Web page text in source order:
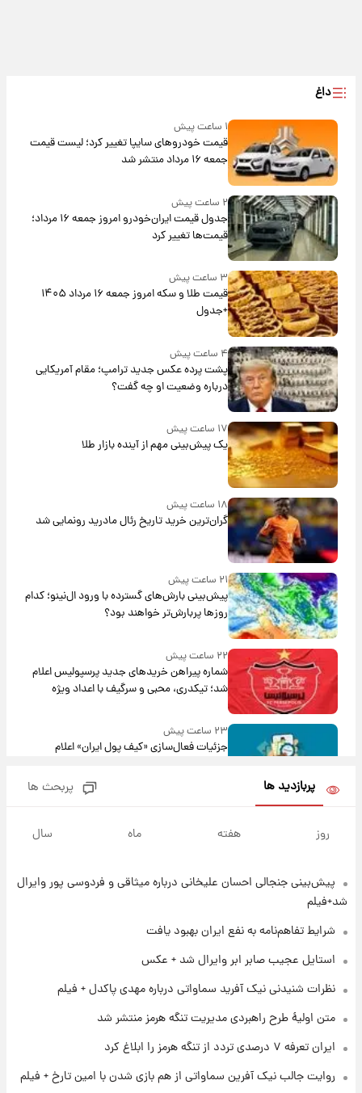
داغ
۱ ساعت پیش
قیمت خودروهای سایپا تغییر کرد؛ لیست قیمت
جمعه ۱۶ مرداد منتشر شد
۲ ساعت پیش
جدول قیمت ایران‌خودرو امروز جمعه ۱۶ مرداد؛
قیمت‌ها تغییر کرد
۳ ساعت پیش
قیمت طلا و سکه امروز جمعه ۱۶ مرداد ۱۴۰۵
+جدول
۴ ساعت پیش
پشت پرده عکس جدید ترامپ؛ مقام آمریکایی
درباره وضعیت او چه گفت؟
۱۷ ساعت پیش
یک پیش‌بینی مهم از آینده بازار طلا
۱۸ ساعت پیش
گران‌ترین خرید تاریخ رئال مادرید رونمایی شد
۲۱ ساعت پیش
پیش‌بینی بارش‌های گسترده با ورود ال‌نینو؛ کدام
روزها پربارش‌تر خواهند بود؟
۲۲ ساعت پیش
شماره پیراهن خریدهای جدید پرسپولیس اعلام
شد؛ تیکدری، محبی و سرگیف با اعداد ویژه
۲۳ ساعت پیش
جزئیات فعال‌سازی «کیف پول ایران» اعلام
امروز پنجشنبه ۱۵ مرداد ۱۴۰۵ +جدول
۱ روز پیش
۱ روز پیش
شد
شرایط تازه فروش اقساطی سایپا اعلام شد؛
بلندمدت + جدول
پربازدید ها پربحث ها
روز هفته ماه سال
پیش‌بینی جنجالی احسان علیخانی درباره میثاقی و فردوسی پور وایرال
شد+فیلم
شرایط تفاهم‌نامه به نفع ایران بهبود یافت
استایل عجیب صابر ابر وایرال شد + عکس
نظرات شنیدنی نیک آفرید سماواتی درباره مهدی پاکدل + فیلم
متن اولیۀ طرح راهبردی مدیریت تنگه هرمز منتشر شد
ایران تعرفه ۷ درصدی تردد از تنگه هرمز را ابلاغ کرد
روایت جالب نیک آفرین سماواتی از هم بازی شدن با امین تارخ + فیلم